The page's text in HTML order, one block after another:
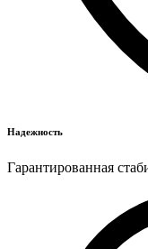
Надежность
Гарантированная